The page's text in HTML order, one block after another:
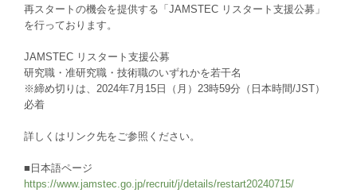
再スタートの機会を提供する「JAMSTEC リスタート支援公募」
を行っております。
JAMSTEC リスタート支援公募
研究職・准研究職・技術職のいずれかを若干名
※締め切りは、2024年7月15日（月）23時59分（日本時間/JST）
必着
詳しくはリンク先をご参照ください。
■日本語ページ
https://www.jamstec.go.jp/recruit/j/details/restart20240715/